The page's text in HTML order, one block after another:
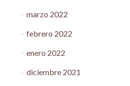
marzo 2022
febrero 2022
enero 2022
diciembre 2021